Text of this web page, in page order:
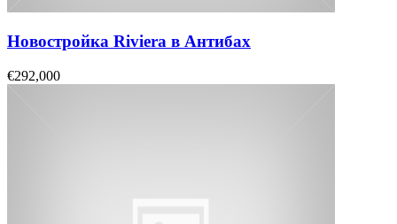
Новостройка Riviera в Антибах
€292,000